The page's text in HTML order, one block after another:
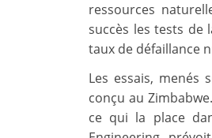
ressources
succès les tests
taux de défaillance
Les essais, menés
conçu au
ce qui la place